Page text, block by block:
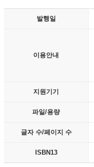
발행일
이용안내
지원기기
파일/용량
글자 수/페이지 수
ISBN13